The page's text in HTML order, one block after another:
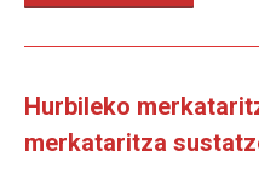
Hurbileko
merkataritza